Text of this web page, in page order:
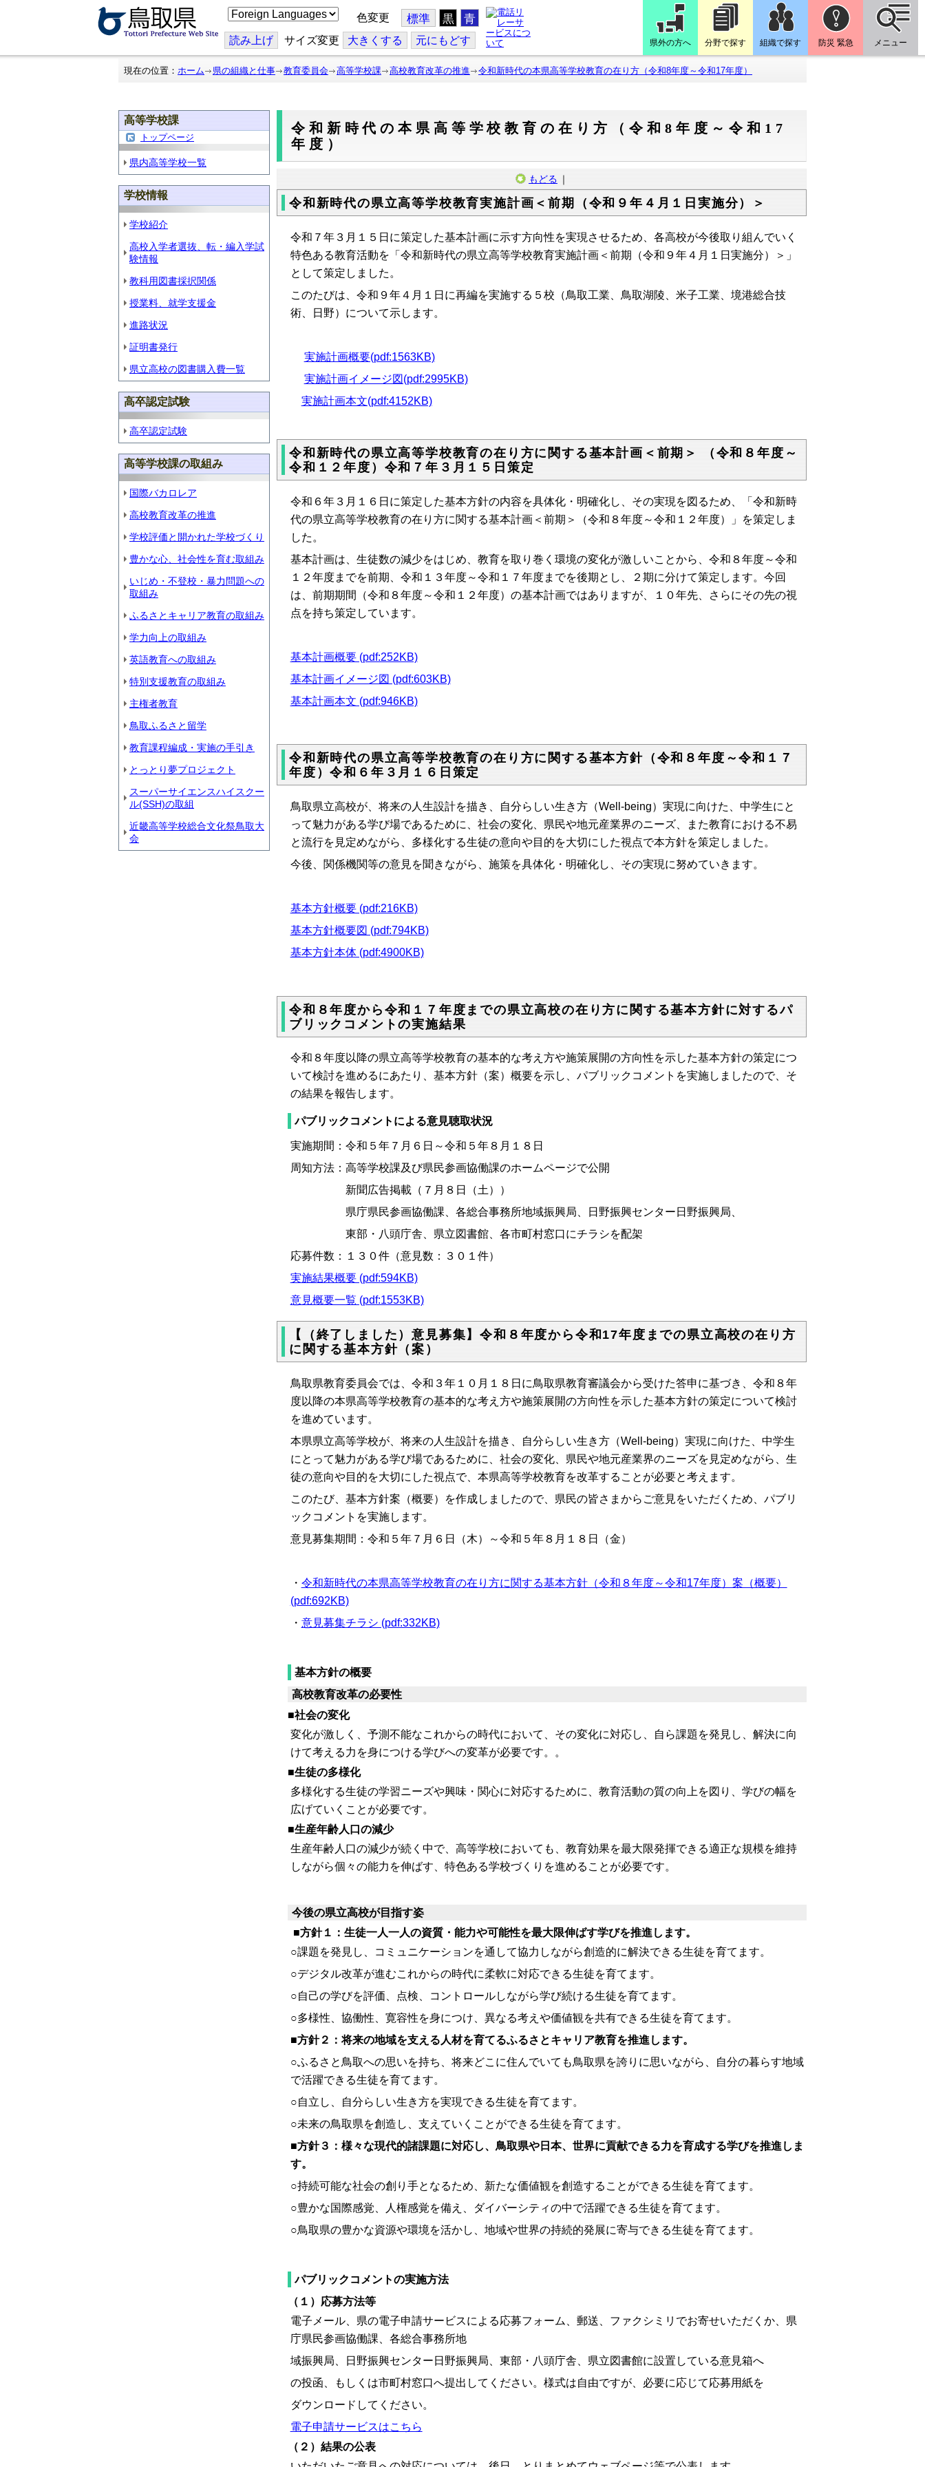
こ
の
ジ
を
翻
色変更 標準 黒 青
読み上げ サイズ変更 大きくする 元にもどす 県外の方へ 分野で探す 組織で探す 防災 緊急 メニュー
現在の位置： ホーム 県の組織と仕事 教育委員会 高等学校課 高校教育改革の推進 令和新時代の本県高等学校教育の在り方（令和8年度～令和17年度）
高等学校課
トップページ
県内高等学校一覧
学校情報
学校紹介
高校入学者選抜、転・編入学試
験情報
教科用図書採択関係
授業料、就学支援金
進路状況
証明書発行
県立高校の図書購入費一覧
高卒認定試験
高卒認定試験
高等学校課の取組み
国際バカロレア
高校教育改革の推進
学校評価と開かれた学校づくり
豊かな心、社会性を育む取組み
いじめ・不登校・暴力問題への
取組み
ふるさとキャリア教育の取組み
学力向上の取組み
英語教育への取組み
特別支援教育の取組み
主権者教育
鳥取ふるさと留学
教育課程編成・実施の手引き
とっとり夢プロジェクト
スーパーサイエンスハイスクー
ル(SSH)の取組
近畿高等学校総合文化祭鳥取大
会
令和新時代の本県高等学校教育の在り方（令和8年度～令和17
年度）
もどる ｜
令和新時代の県立高等学校教育実施計画＜前期（令和９年４月１日実施分）＞
令和７年３月１５日に策定した基本計画に示す方向性を実現させるため、各高校が今後取り組んでいく
特色ある教育活動を「令和新時代の県立高等学校教育実施計画＜前期（令和９年４月１日実施分）＞」
として策定しました。
このたびは、令和９年４月１日に再編を実施する５校（鳥取工業、鳥取湖陵、米子工業、境港総合技
術、日野）について示します。
実施計画概要(pdf:1563KB)
実施計画イメージ図(pdf:2995KB)
実施計画本文(pdf:4152KB)
令和新時代の県立高等学校教育の在り方に関する基本計画＜前期＞ （令和８年度～
令和１２年度）令和７年３月１５日策定
令和６年３月１６日に策定した基本方針の内容を具体化・明確化し、その実現を図るため、「令和新時
代の県立高等学校教育の在り方に関する基本計画＜前期＞（令和８年度～令和１２年度）」を策定しま
した。
基本計画は、生徒数の減少をはじめ、教育を取り巻く環境の変化が激しいことから、令和８年度～令和
１２年度までを前期、令和１３年度～令和１７年度までを後期とし、２期に分けて策定します。今回
は、前期期間（令和８年度～令和１２年度）の基本計画ではありますが、１０年先、さらにその先の視
点を持ち策定しています。
基本計画概要 (pdf:252KB)
基本計画イメージ図 (pdf:603KB)
基本計画本文 (pdf:946KB)
令和新時代の県立高等学校教育の在り方に関する基本方針（令和８年度～令和１７
年度）令和６年３月１６日策定
鳥取県立高校が、将来の人生設計を描き、自分らしい生き方（Well-being）実現に向けた、中学生にと
って魅力がある学び場であるために、社会の変化、県民や地元産業界のニーズ、また教育における不易
と流行を見定めながら、多様化する生徒の意向や目的を大切にした視点で本方針を策定しました。
今後、関係機関等の意見を聞きながら、施策を具体化・明確化し、その実現に努めていきます。
基本方針概要 (pdf:216KB)
基本方針概要図 (pdf:794KB)
基本方針本体 (pdf:4900KB)
令和８年度から令和１７年度までの県立高校の在り方に関する基本方針に対するパ
ブリックコメントの実施結果
令和８年度以降の県立高等学校教育の基本的な考え方や施策展開の方向性を示した基本方針の策定につ
いて検討を進めるにあたり、基本方針（案）概要を示し、パブリックコメントを実施しましたので、そ
の結果を報告します。
パブリックコメントによる意見聴取状況
実施期間：令和５年７月６日～令和５年８月１８日
周知方法： 高等学校課及び県民参画協働課のホームページで公開
新聞広告掲載（７月８日（土））
県庁県民参画協働課、各総合事務所地域振興局、日野振興センター日野振興局、
東部・八頭庁舎、県立図書館、各市町村窓口にチラシを配架
応募件数：１３０件（意見数：３０１件）
実施結果概要 (pdf:594KB)
意見概要一覧 (pdf:1553KB)
【（終了しました）意見募集】令和８年度から令和17年度までの県立高校の在り方
に関する基本方針（案）
鳥取県教育委員会では、令和３年１０月１８日に鳥取県教育審議会から受けた答申に基づき、令和８年
度以降の本県高等学校教育の基本的な考え方や施策展開の方向性を示した基本方針の策定について検討
を進めています。
本県県立高等学校が、将来の人生設計を描き、自分らしい生き方（Well-being）実現に向けた、中学生
にとって魅力がある学び場であるために、社会の変化、県民や地元産業界のニーズを見定めながら、生
徒の意向や目的を大切にした視点で、本県高等学校教育を改革することが必要と考えます。
このたび、基本方針案（概要）を作成しましたので、県民の皆さまからご意見をいただくため、パブリ
ックコメントを実施します。
意見募集期間：令和５年７月６日（木）～令和５年８月１８日（金）
・ 令和新時代の本県高等学校教育の在り方に関する基本方針（令和８年度～令和17年度）案（概要）
(pdf:692KB)
・ 意見募集チラシ (pdf:332KB)
基本方針の概要
高校教育改革の必要性
■社会の変化
変化が激しく、予測不能なこれからの時代において、その変化に対応し、自ら課題を発見し、解決に向
けて考える力を身につける学びへの変革が必要です。。
■生徒の多様化
多様化する生徒の学習ニーズや興味・関心に対応するために、教育活動の質の向上を図り、学びの幅を
広げていくことが必要です。
■生産年齢人口の減少
生産年齢人口の減少が続く中で、高等学校においても、教育効果を最大限発揮できる適正な規模を維持
しながら個々の能力を伸ばす、特色ある学校づくりを進めることが必要です。
今後の県立高校が目指す姿
■方針１：生徒一人一人の資質・能力や可能性を最大限伸ばす学びを推進します。
○課題を発見し、コミュニケーションを通して協力しながら創造的に解決できる生徒を育てます。
○デジタル改革が進むこれからの時代に柔軟に対応できる生徒を育てます。
○自己の学びを評価、点検、コントロールしながら学び続ける生徒を育てます。
○多様性、協働性、寛容性を身につけ、異なる考えや価値観を共有できる生徒を育てます。
■方針２：将来の地域を支える人材を育てるふるさとキャリア教育を推進します。
○ふるさと鳥取への思いを持ち、将来どこに住んでいても鳥取県を誇りに思いながら、自分の暮らす地域
で活躍できる生徒を育てます。
○自立し、自分らしい生き方を実現できる生徒を育てます。
○未来の鳥取県を創造し、支えていくことができる生徒を育てます。
■方針３：様々な現代的諸課題に対応し、鳥取県や日本、世界に貢献できる力を育成する学びを推進しま
す。
○持続可能な社会の創り手となるため、新たな価値観を創造することができる生徒を育てます。
○豊かな国際感覚、人権感覚を備え、ダイバーシティの中で活躍できる生徒を育てます。
○鳥取県の豊かな資源や環境を活かし、地域や世界の持続的発展に寄与できる生徒を育てます。
パブリックコメントの実施方法
（１）応募方法等
電子メール、県の電子申請サービスによる応募フォーム、郵送、ファクシミリでお寄せいただくか、県
庁県民参画協働課、各総合事務所地
域振興局、日野振興センター日野振興局、東部・八頭庁舎、県立図書館に設置している意見箱へ
の投函、もしくは市町村窓口へ提出してください。様式は自由ですが、必要に応じて応募用紙を
ダウンロードしてください。
電子申請サービスはこちら
（２）結果の公表